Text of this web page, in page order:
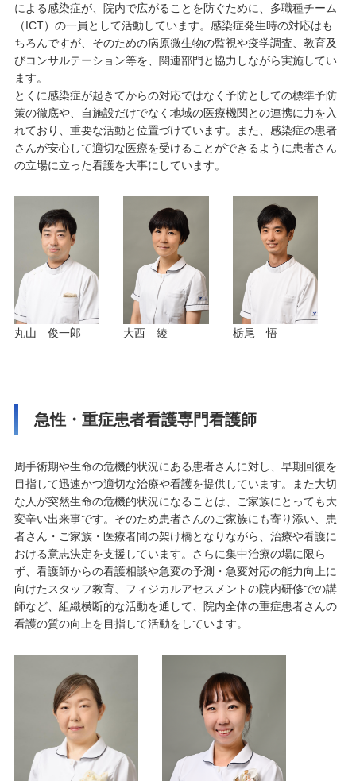
による感染症が、院内で広がることを防ぐために、多職種チーム
（ICT）の一員として活動しています。感染症発生時の対応はも
ちろんですが、そのための病原微生物の監視や疫学調査、教育及
びコンサルテーション等を、関連部門と協力しながら実施してい
ます。
とくに感染症が起きてからの対応ではなく予防としての標準予防
策の徹底や、自施設だけでなく地域の医療機関との連携に力を入
れており、重要な活動と位置づけています。また、感染症の患者
さんが安心して適切な医療を受けることができるように患者さん
の立場に立った看護を大事にしています。
丸山 俊一郎 大西 綾 栃尾 悟
急性・重症患者看護専門看護師
周手術期や生命の危機的状況にある患者さんに対し、早期回復を
目指して迅速かつ適切な治療や看護を提供しています。また大切
な人が突然生命の危機的状況になることは、ご家族にとっても大
変辛い出来事です。そのため患者さんのご家族にも寄り添い、患
者さん・ご家族・医療者間の架け橋となりながら、治療や看護に
おける意志決定を支援しています。さらに集中治療の場に限ら
ず、看護師からの看護相談や急変の予測・急変対応の能力向上に
向けたスタッフ教育、フィジカルアセスメントの院内研修での講
師など、組織横断的な活動を通して、院内全体の重症患者さんの
看護の質の向上を目指して活動をしています。